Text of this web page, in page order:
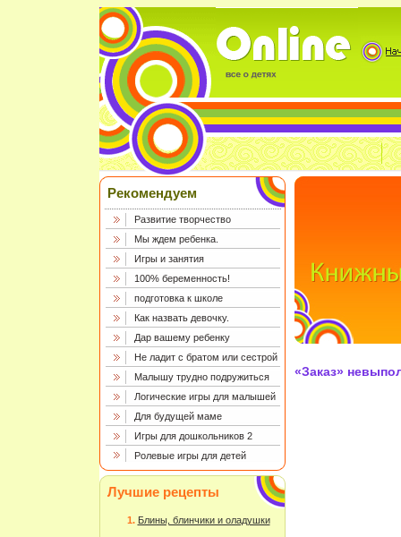
Рекомендуем
Развитие творчество
Мы ждем ребенка.
Игры и занятия
100% беременность!
подготовка к школе
Как назвать девочку.
Дар вашему ребенку
Не ладит с братом или сестрой
Малышу трудно подружиться
Логические игры для малышей
Для будущей маме
Игры для дошкольников 2
Ролевые игры для детей
Лучшие рецепты
Блины, блинчики и оладушки
«Заказ»